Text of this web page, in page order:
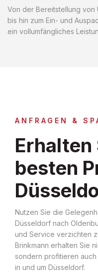
Von der Bereitstellung von
bis hin zum Ein- und
ein vollumfängliches
ANFRAGEN &
Erhalten
besten
Nutzen Sie die
Düsseldorf nach
und Service verzichten
Brinkmann erhalten Sie
sondern profitieren
in und um Düsseldorf.